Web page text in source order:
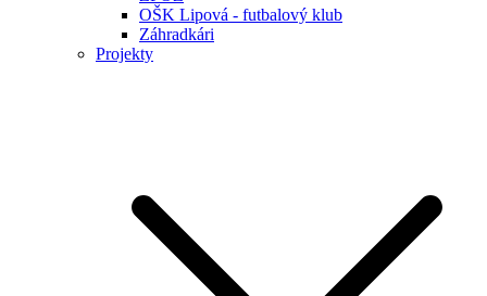
OŠK Lipová - futbalový klub
Záhradkári
Projekty